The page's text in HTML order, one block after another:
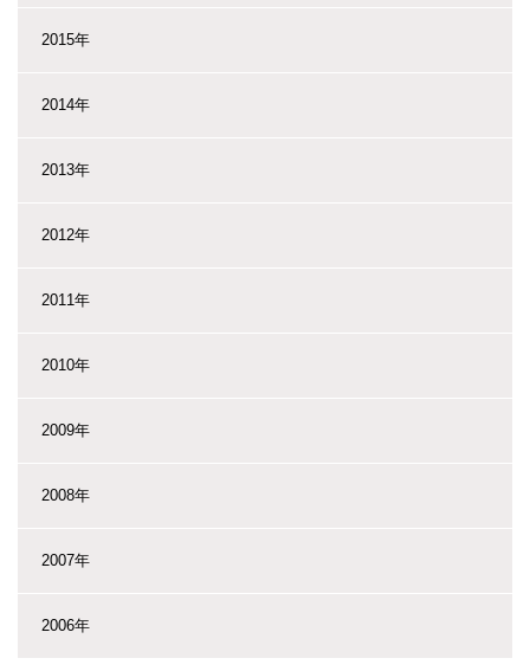
2015年
2014年
2013年
2012年
2011年
2010年
2009年
2008年
2007年
2006年